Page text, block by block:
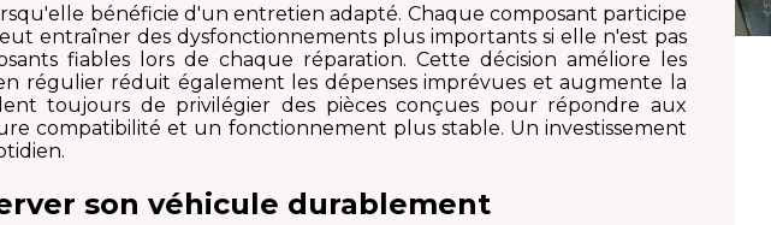
bénéficie d'un entretien adapté. Chaque composant participe
entraîner des dysfonctionnements plus importants si elle n'est pas
fiables lors de chaque réparation. Cette décision améliore les
régulier réduit également les dépenses imprévues et augmente la
toujours de privilégier des pièces conçues pour répondre aux
compatibilité et un fonctionnement plus stable. Un investissement
son véhicule durablement